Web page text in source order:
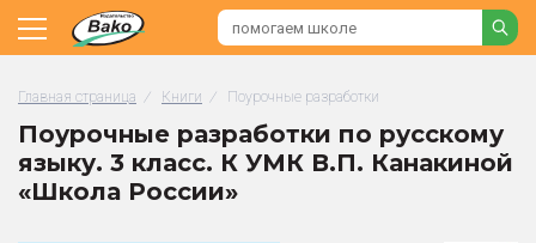
Главная страница / Книги / Поурочные разработки
Поурочные разработки по русскому
языку. 3 класс. К УМК В.П. Канакиной
«Школа России»